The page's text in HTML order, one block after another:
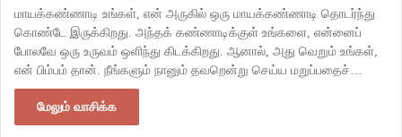
மாயக்கண்ணாடி உங்கள், என் அருகில் ஒரு மாயக்கண்ணாடி தொடர்ந்து
கொண்டே இருக்கிறது. அந்தக் கண்ணாடிக்குள் உங்களை, என்னைப்
போலவே ஒரு உருவம் ஒளிந்து கிடக்கிறது. ஆனால், அது வெறும் உங்கள்,
என் பிம்பம் தான். நீங்களும் நானும் தவறென்று செய்ய மறுப்பதைச்…
மேலும் வாசிக்க